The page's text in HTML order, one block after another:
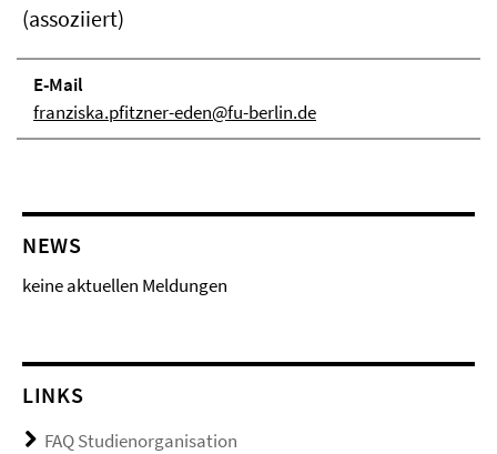
(assoziiert)
E-Mail
franziska.pfitzner-eden@fu-berlin.de
NEWS
keine aktuellen Meldungen
LINKS
FAQ Studienorganisation